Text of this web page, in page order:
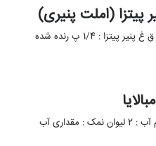
مواد لازم: تخم مرغ : 2 عدد کره : 2 ق غ پنیر پیتزا : 1/4 پ رنده شده
مواد لازم: میگو پاک شده : 500 گرم آب : 2 لیوان نمک : مقداری آب